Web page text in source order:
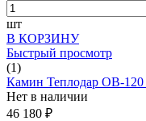
шт
В КОРЗИНУ
Быстрый просмотр
(1)
Камин Теплодар ОВ-120
Нет в наличии
46 180 ₽